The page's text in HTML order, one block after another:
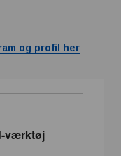
og profil her
værktøj